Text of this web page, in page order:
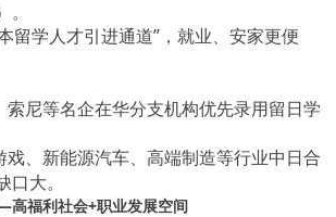
留学人才引进通道”，就业、安家更便
索尼等名企在华分支机构优先录用留日学
戏、新能源汽车、高端制造等行业中日合
大。
福利社会+职业发展空间